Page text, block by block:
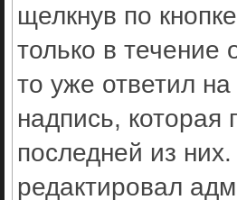
щелкнув по кнопке
только в течение
то уже ответил
надпись, которая
последней из
редактировал